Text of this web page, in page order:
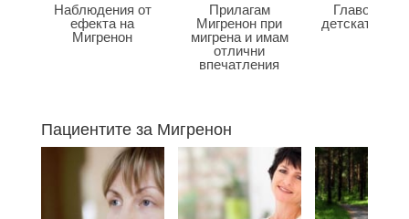
Наблюдения от
ефекта на
Мигренон
Прилагам
Мигренон при
мигрена и имам
отлични
впечатления
детската
Пациентите за Мигренон